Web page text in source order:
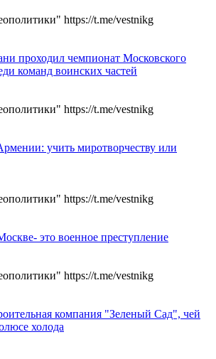
https://t.me/vestnikg
проходил чемпионат Московского
команд воинских частей
https://t.me/vestnikg
учить миротворчеству или
https://t.me/vestnikg
это военное преступление
https://t.me/vestnikg
компания "Зеленый Сад", чей
холода